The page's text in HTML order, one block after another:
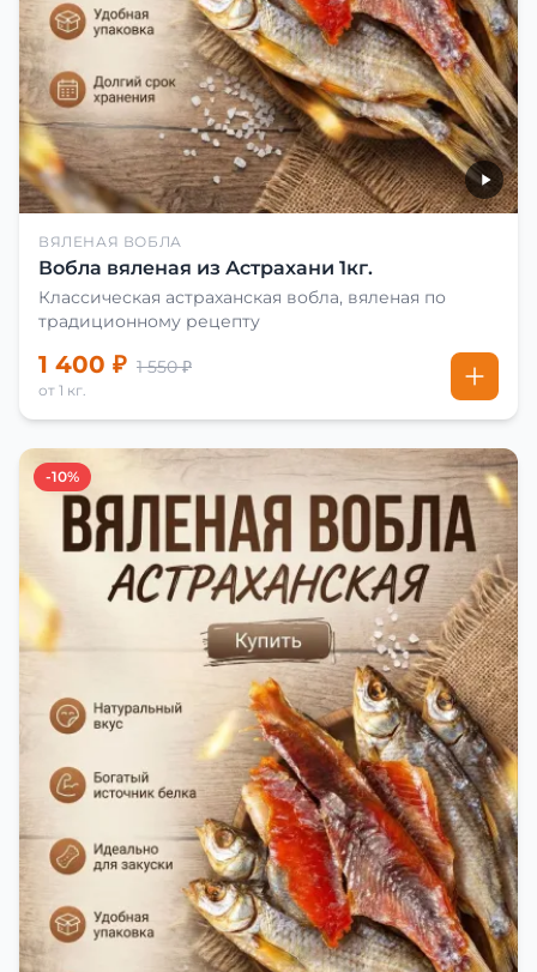
ВЯЛЕНАЯ ВОБЛА
Вобла вяленая из Астрахани 1кг.
Классическая астраханская вобла, вяленая по
традиционному рецепту
1 400 ₽ 1 550 ₽
от 1 кг.
-10%